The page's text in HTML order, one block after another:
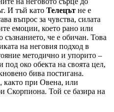
И тъй като Телецът не е
въпрос за чувства, силата
емоции, което рано или
че е обичан. Това
на неговия подход в
методично и упорито –
око обекта на своята цел,
бива постигана.
както при Овена, или
Скорпиона. Той се базира на